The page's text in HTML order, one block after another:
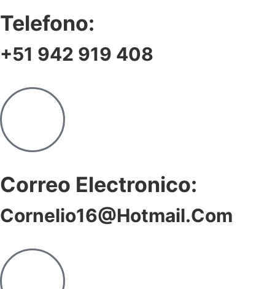
Telefono:
+51 942 919 408
Correo Electronico:
Cornelio16@hotmail.com